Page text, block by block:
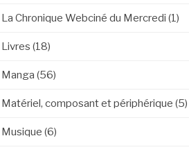
La Chronique Webciné du Mercredi (1)
Livres (18)
Manga (56)
Matériel, composant et périphérique (5)
Musique (6)